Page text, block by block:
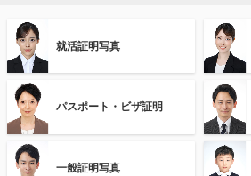
就活証明写真
パスポート・ビザ証明
一般証明写真